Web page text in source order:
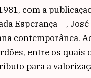
com a
Esperança —,
contemporânea.
entre os quais
para a